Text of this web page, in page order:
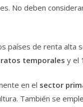
No deben
países de renta alta
temporales y el
en el sector
También se